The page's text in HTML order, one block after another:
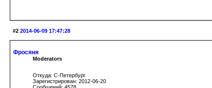
#2 2014-06-09 17:47:28
Фросяня
Moderators
Откуда: С-Петербург
Зарегистрирован: 2012-06-20